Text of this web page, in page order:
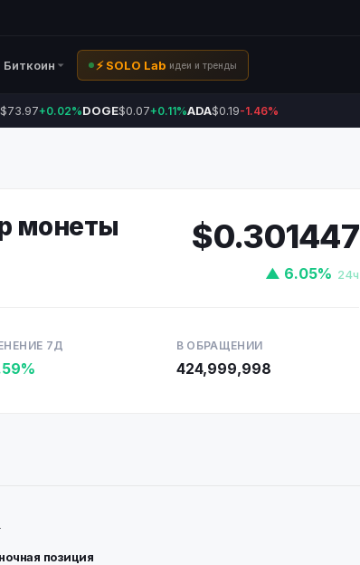
Биткоин ⚡ SOLO Lab идеи и тренды
$73.97+0.02%DOGE$0.07+0.11%ADA$0.19-1.46%
монеты $0.301447
▲ 6.05% 24ч
7Д В ОБРАЩЕНИИ
424,999,998
позиция